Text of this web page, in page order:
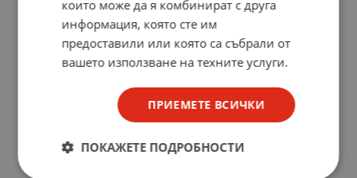
които може да я комбинират с друга
информация, която сте им
предоставили или която са събрали от
вашето използване на техните услуги.
ПРИЕМЕТЕ ВСИЧКИ
ПОКАЖЕТЕ ПОДРОБНОСТИ